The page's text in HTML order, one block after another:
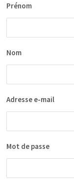
Prénom
Nom
Adresse e-mail
Mot de passe